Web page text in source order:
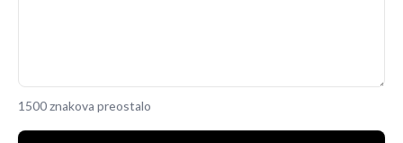
1500 znakova preostalo